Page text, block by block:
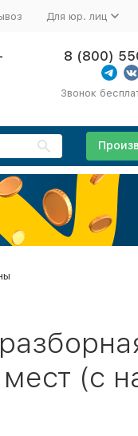
Для юр. лиц
8 (800)
Звонок
(с